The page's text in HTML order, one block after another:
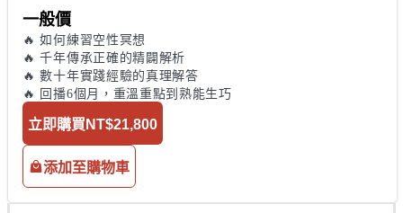
一般價
🔥 如何練習空性冥想
🔥 千年傳承正確的精闢解析
🔥 數十年實踐經驗的真理解答
🔥 回播6個月，重溫重點到熟能生巧
立即購買 NT$21,800
添加至購物車